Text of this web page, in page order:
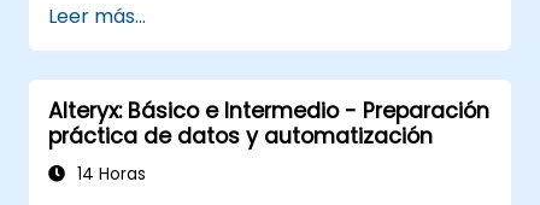
incluyendo filtros interactivos y gráficos.
Automatizar flujos de trabajo de informes
para actualizaciones de datos en tiempo
real.
Aplicar las mejores prácticas para
narración visual y personalización de
Leer más...
Alteryx: Básico e Intermedio - Preparación
práctica de datos y automatización
14 Horas